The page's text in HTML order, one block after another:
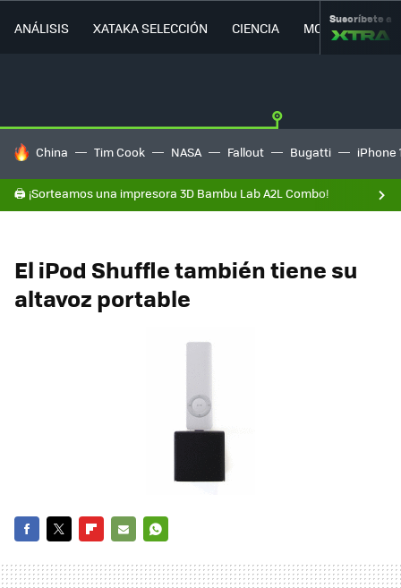
ANÁLISIS XATAKA SELECCIÓN CIENCIA MOVILIDAD
Suscríbete a
HOY SE HABLA DE
China Tim Cook NASA Fallout Bugatti iPhone
🖨️ ¡Sorteamos una impresora 3D Bambu Lab A2L Combo!
El iPod Shuffle también tiene su
altavoz portable
MAIL